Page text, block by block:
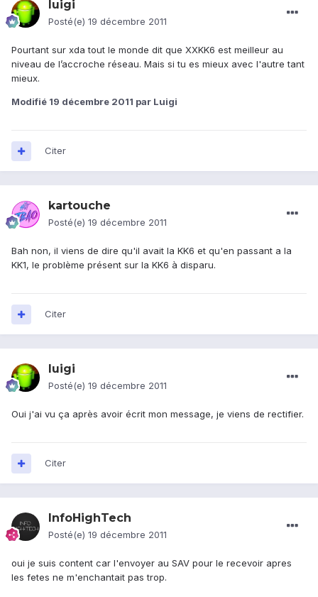
luigi
Posté(e) 19 décembre 2011
Pourtant sur xda tout le monde dit que XXKK6 est meilleur au
niveau de l’accroche réseau. Mais si tu es mieux avec l'autre tant
mieux.
Modifié 19 décembre 2011 par Luigi
Citer
kartouche
Posté(e) 19 décembre 2011
Bah non, il viens de dire qu'il avait la KK6 et qu'en passant a la
KK1, le problème présent sur la KK6 à disparu.
Citer
luigi
Posté(e) 19 décembre 2011
Oui j'ai vu ça après avoir écrit mon message, je viens de rectifier.
Citer
InfoHighTech
Posté(e) 19 décembre 2011
oui je suis content car l'envoyer au SAV pour le recevoir apres
les fetes ne m'enchantait pas trop.